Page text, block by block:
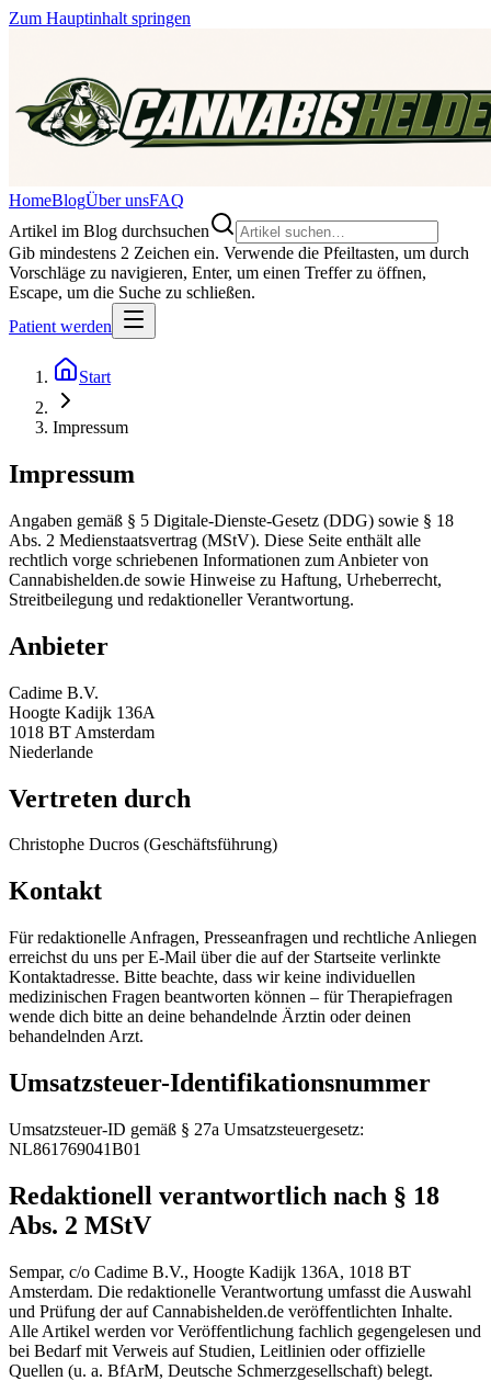
Zum Hauptinhalt springen
HomeBlogÜber unsFAQ
Artikel im Blog durchsuchen
Gib mindestens 2 Zeichen ein. Verwende die Pfeiltasten, um durch
Vorschläge zu navigieren, Enter, um einen Treffer zu öffnen,
Escape, um die Suche zu schließen.
Patient werden
Start
Impressum
Impressum
Angaben gemäß § 5 Digitale-Dienste-Gesetz (DDG) sowie § 18
Abs. 2 Medienstaatsvertrag (MStV). Diese Seite enthält alle
rechtlich vorge­ schriebenen Informationen zum Anbieter von
Cannabishelden.de sowie Hinweise zu Haftung, Urheberrecht,
Streitbeilegung und redaktioneller Verantwortung.
Anbieter
Cadime B.V.
Hoogte Kadijk 136A
1018 BT Amsterdam
Niederlande
Vertreten durch
Christophe Ducros (Geschäftsführung)
Kontakt
Für redaktionelle Anfragen, Presseanfragen und rechtliche Anliegen
erreichst du uns per E-Mail über die auf der Startseite verlinkte
Kontaktadresse. Bitte beachte, dass wir keine individuellen
medizinischen Fragen beantworten können – für Therapie­fragen
wende dich bitte an deine behandelnde Ärztin oder deinen
behandelnden Arzt.
Umsatzsteuer-Identifikationsnummer
Umsatzsteuer-ID gemäß § 27a Umsatzsteuergesetz:
NL861769041B01
Redaktionell verantwortlich nach § 18
Abs. 2 MStV
Sempar, c/o Cadime B.V., Hoogte Kadijk 136A, 1018 BT
Amsterdam. Die redaktionelle Verantwortung umfasst die Auswahl
und Prüfung der auf Cannabishelden.de veröffentlichten Inhalte.
Alle Artikel werden vor Veröffentlichung fachlich gegengelesen und
bei Bedarf mit Verweis auf Studien, Leitlinien oder offizielle
Quellen (u. a. BfArM, Deutsche Schmerzgesellschaft) belegt.